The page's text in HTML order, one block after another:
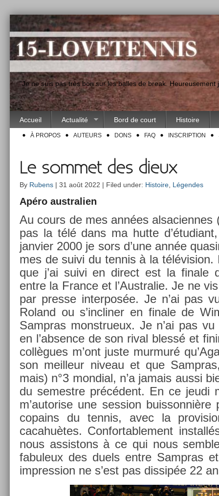
"Je ne suis pas très bon sur les balles de break.
Accueil Actualité Bord de court Histoire
À PROPOS AUTEURS DONS FAQ INSCRIPTION
Le sommet des dieux
By Rubens | 31 août 2022 | Filed under: Histoire Légendes
Apéro australi­en
Au cours de mes années al­sacien­nes
pas la télé dans ma hutte
jan­vi­er 2000 je sors d’une année
mes de suivi du ten­nis à la télévis­ion.
que j’ai suivi en di­rect est la fin­ale
entre la Fran­ce et l’Australie. Je ne
par pre­sse in­ter­posée. Je n’ai pas
Roland ou s’inclin­er en fin­ale de
Sampras monstrueux. Je n’ai pas
en l’abs­ence de son rival blessé et
collègues m’ont juste mur­muré
son meil­leur niveau et que
mais) n°3 mon­di­al, n’a jamais aussi
du semestre précédent. En ce jeudi
m’autor­ise une sess­ion
co­pains du ten­nis, avec la
cacahuè­tes. Con­for­table­ment
nous as­sis­tons à ce qui nous
fabuleux des duels entre Sampras
im­press­ion ne s’est pas dis­sip­ée 22